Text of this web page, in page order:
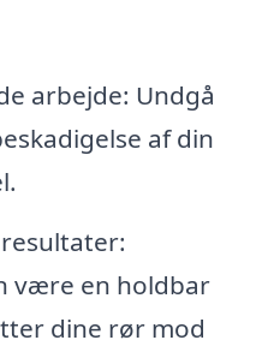
arbejde: Undgå
af din
være en holdbar
dine rør mod